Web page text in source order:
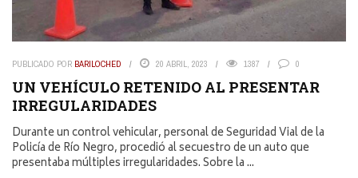
PUBLICADO POR BARILOCHED 20 ABRIL, 2023 1387 0
UN VEHÍCULO RETENIDO AL PRESENTAR
IRREGULARIDADES
Durante un control vehicular, personal de Seguridad Vial de la
Policía de Río Negro, procedió al secuestro de un auto que
presentaba múltiples irregularidades. Sobre la ...